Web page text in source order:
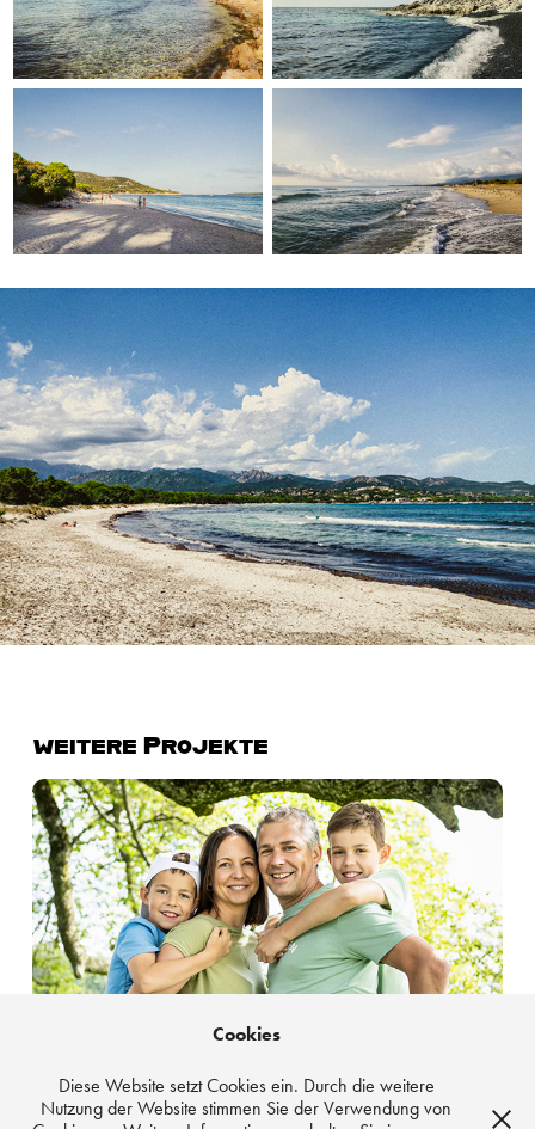
weitere Projekte
Region Waldburg
Cookies
Diese Website setzt Cookies ein. Durch die weitere
Nutzung der Website stimmen Sie der Verwendung von